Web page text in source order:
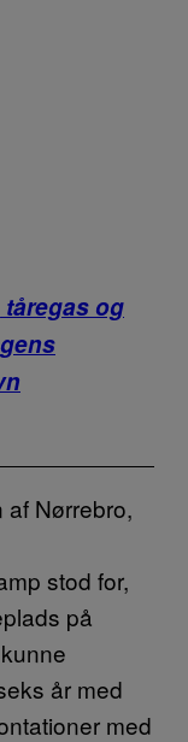
og
af Nørrebro,
stod for,
på
år med
med